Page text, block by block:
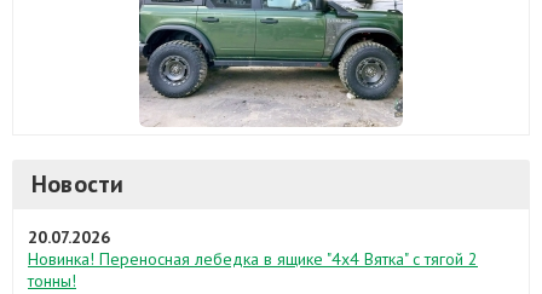
Новости
20.07.2026
Новинка! Переносная лебедка в ящике "4х4 Вятка" с тягой 2
тонны!